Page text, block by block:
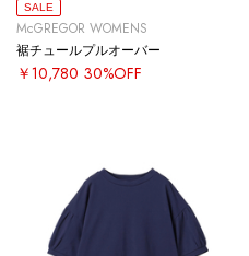
SALE
McGREGOR WOMENS
裾チュールプルオーバー
￥10,780 30%OFF